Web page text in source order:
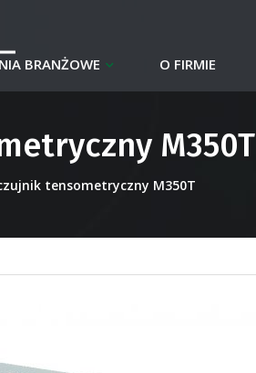
BRANŻOWE O FIRMIE
M350T
tensometryczny M350T